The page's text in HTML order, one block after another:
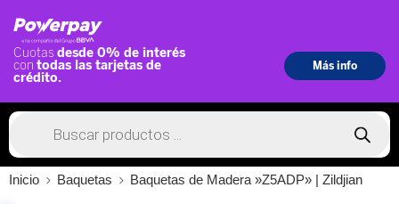
Inicio Baquetas Baquetas de Madera »Z5ADP» | Zildjian